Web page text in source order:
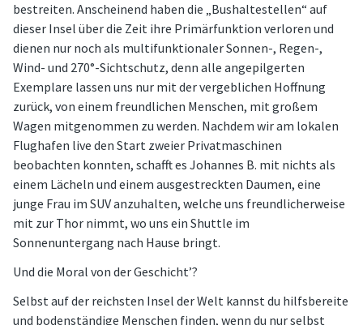
bestreiten. Anscheinend haben die „Bushaltestellen“ auf
dieser Insel über die Zeit ihre Primärfunktion verloren und
dienen nur noch als multifunktionaler Sonnen-, Regen-,
Wind- und 270°-Sichtschutz, denn alle angepilgerten
Exemplare lassen uns nur mit der vergeblichen Hoffnung
zurück, von einem freundlichen Menschen, mit großem
Wagen mitgenommen zu werden. Nachdem wir am lokalen
Flughafen live den Start zweier Privatmaschinen
beobachten konnten, schafft es Johannes B. mit nichts als
einem Lächeln und einem ausgestreckten Daumen, eine
junge Frau im SUV anzuhalten, welche uns freundlicherweise
mit zur Thor nimmt, wo uns ein Shuttle im
Sonnenuntergang nach Hause bringt.
Und die Moral von der Geschicht’?
Selbst auf der reichsten Insel der Welt kannst du hilfsbereite
und bodenständige Menschen finden, wenn du nur selbst